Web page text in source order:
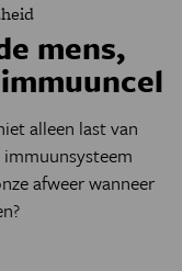
mens,
alleen last van
afweer wanneer